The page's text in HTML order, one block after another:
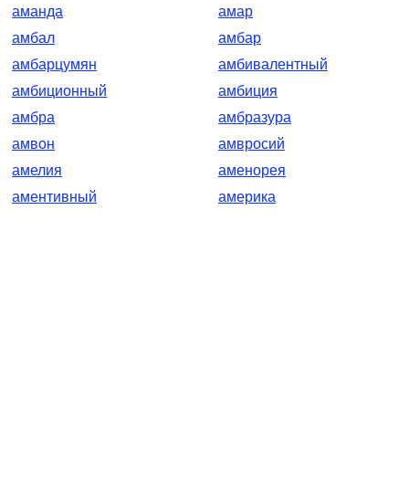
аманда
амар
амбал
амбар
амбарцумян
амбивалентный
амбиционный
амбиция
амбра
амбразура
амвон
амвросий
амелия
аменорея
аментивный
америка